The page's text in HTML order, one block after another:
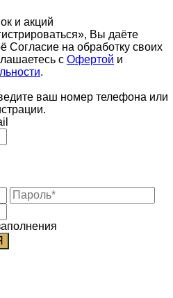
и акций
Вы даёте
Согласие на обработку своих
с Офертой и
.
ваш номер телефона или